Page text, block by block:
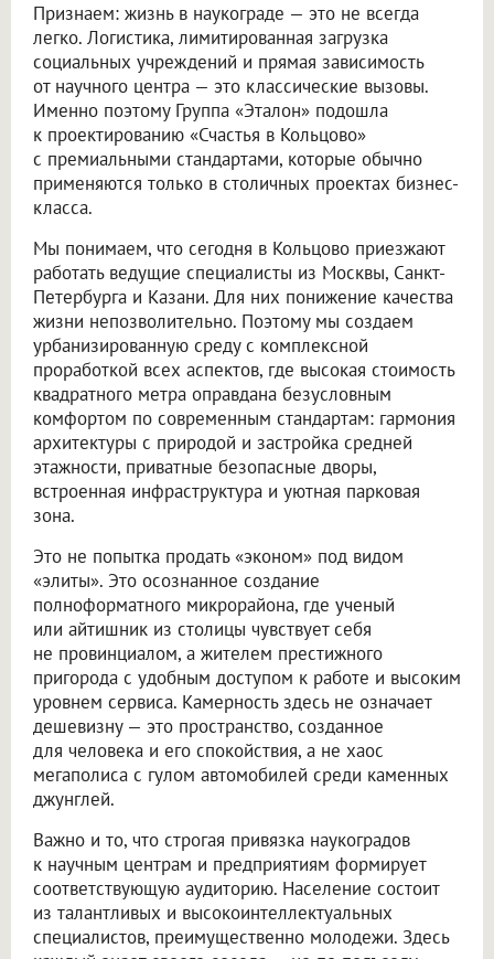
Признаем: жизнь в наукограде — это не всегда
легко. Логистика, лимитированная загрузка
социальных учреждений и прямая зависимость
от научного центра — это классические вызовы.
Именно поэтому Группа «Эталон» подошла
к проектированию «Счастья в Кольцово»
с премиальными стандартами, которые обычно
применяются только в столичных проектах бизнес-
класса.
Мы понимаем, что сегодня в Кольцово приезжают
работать ведущие специалисты из Москвы, Санкт-
Петербурга и Казани. Для них понижение качества
жизни непозволительно. Поэтому мы создаем
урбанизированную среду с комплексной
проработкой всех аспектов, где высокая стоимость
квадратного метра оправдана безусловным
комфортом по современным стандартам: гармония
архитектуры с природой и застройка средней
этажности, приватные безопасные дворы,
встроенная инфраструктура и уютная парковая
зона.
Это не попытка продать «эконом» под видом
«элиты». Это осознанное создание
полноформатного микрорайона, где ученый
или айтишник из столицы чувствует себя
не провинциалом, а жителем престижного
пригорода с удобным доступом к работе и высоким
уровнем сервиса. Камерность здесь не означает
дешевизну — это пространство, созданное
для человека и его спокойствия, а не хаос
мегаполиса с гулом автомобилей среди каменных
джунглей.
Важно и то, что строгая привязка наукоградов
к научным центрам и предприятиям формирует
соответствующую аудиторию. Население состоит
из талантливых и высокоинтеллектуальных
специалистов, преимущественно молодежи. Здесь